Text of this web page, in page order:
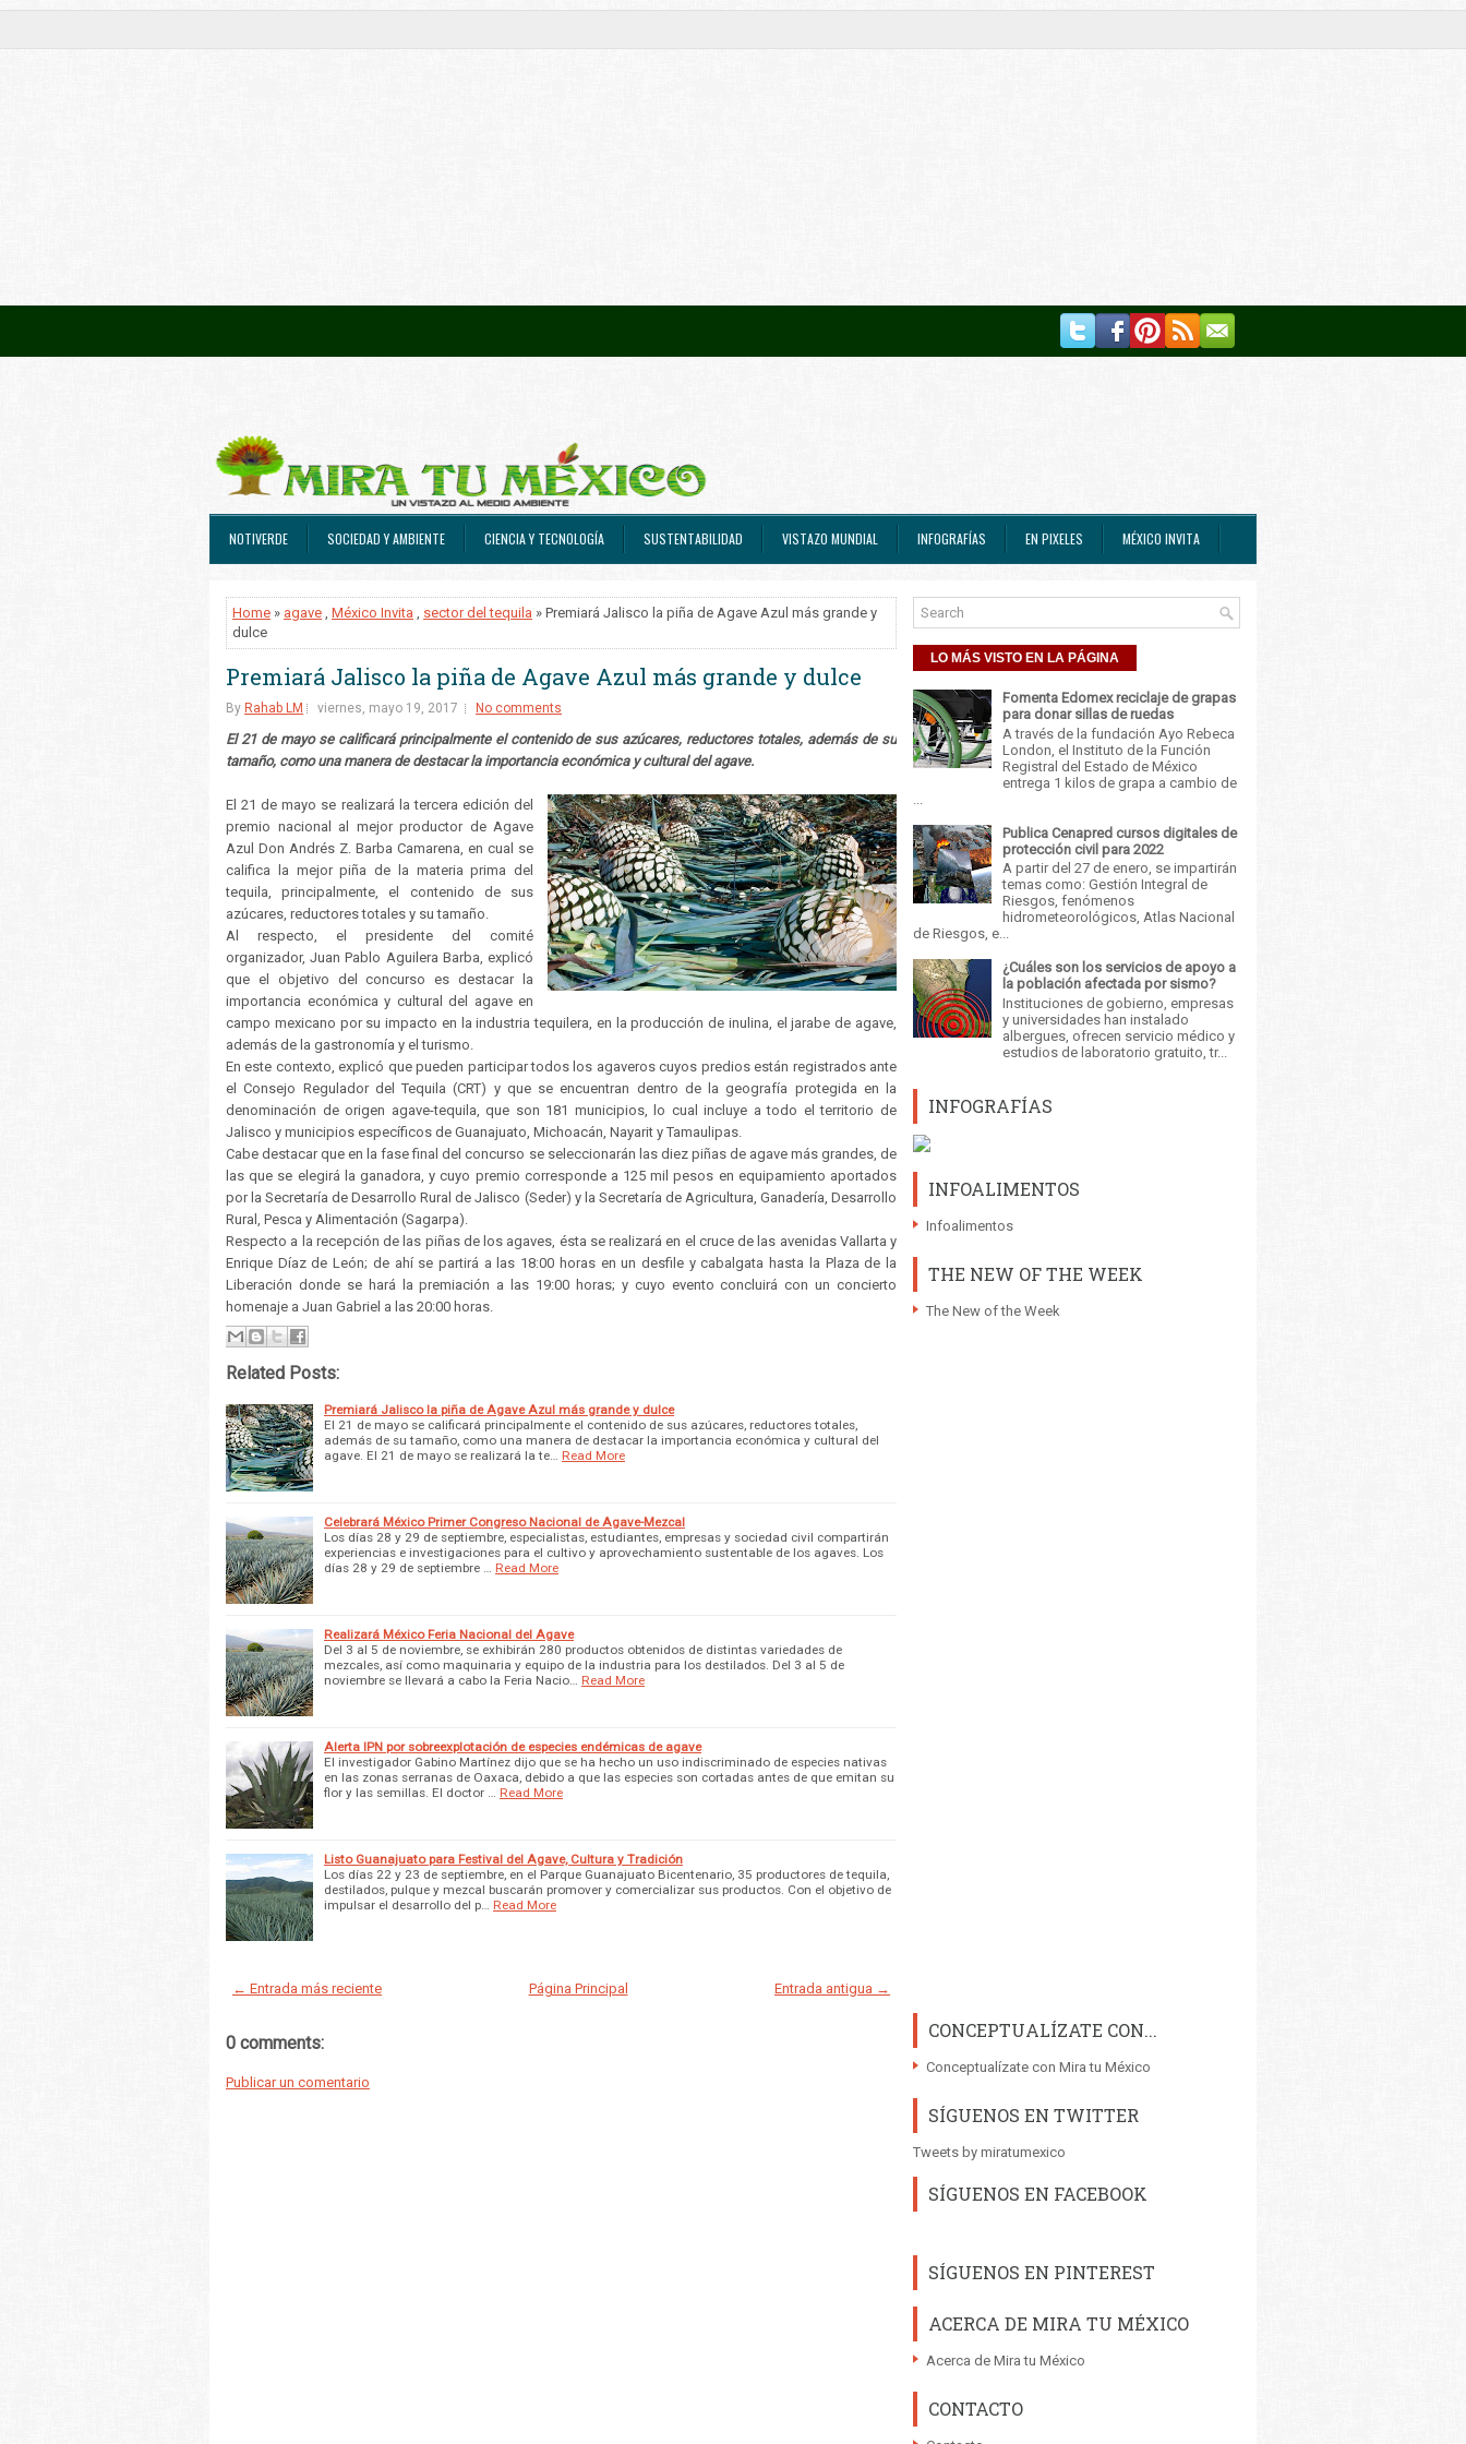
NOTIVERDE SOCIEDAD Y AMBIENTE CIENCIA Y TECNOLOGÍA SUSTENTABILIDAD VISTAZO MUNDIAL INFOGRAFÍAS EN PIXELES MÉXICO INVITA
Home » agave , México Invita , sector del tequila » Premiará Jalisco la piña de Agave Azul más grande y
dulce
Premiará Jalisco la piña de Agave Azul más grande y dulce
By Rahab LM viernes, mayo 19, 2017 No comments
El 21 de mayo se calificará principalmente el contenido de sus azúcares, reductores totales, además de su
tamaño, como una manera de destacar la importancia económica y cultural del agave.
El 21 de mayo se realizará la tercera edición del
premio nacional al mejor productor de Agave
Azul Don Andrés Z. Barba Camarena, en cual se
califica la mejor piña de la materia prima del
tequila, principalmente, el contenido de sus
azúcares, reductores totales y su tamaño.
Al respecto, el presidente del comité
organizador, Juan Pablo Aguilera Barba, explicó
que el objetivo del concurso es destacar la
importancia económica y cultural del agave en
campo mexicano por su impacto en la industria tequilera, en la producción de inulina, el jarabe de agave,
además de la gastronomía y el turismo.
En este contexto, explicó que pueden participar todos los agaveros cuyos predios están registrados ante
el Consejo Regulador del Tequila (CRT) y que se encuentran dentro de la geografía protegida en la
denominación de origen agave-tequila, que son 181 municipios, lo cual incluye a todo el territorio de
Jalisco y municipios específicos de Guanajuato, Michoacán, Nayarit y Tamaulipas.
Cabe destacar que en la fase final del concurso se seleccionarán las diez piñas de agave más grandes, de
las que se elegirá la ganadora, y cuyo premio corresponde a 125 mil pesos en equipamiento aportados
por la Secretaría de Desarrollo Rural de Jalisco (Seder) y la Secretaría de Agricultura, Ganadería, Desarrollo
Rural, Pesca y Alimentación (Sagarpa).
Respecto a la recepción de las piñas de los agaves, ésta se realizará en el cruce de las avenidas Vallarta y
Enrique Díaz de León; de ahí se partirá a las 18:00 horas en un desfile y cabalgata hasta la Plaza de la
Liberación donde se hará la premiación a las 19:00 horas; y cuyo evento concluirá con un concierto
homenaje a Juan Gabriel a las 20:00 horas.
Related Posts:
Premiará Jalisco la piña de Agave Azul más grande y dulce
El 21 de mayo se calificará principalmente el contenido de sus azúcares, reductores totales,
además de su tamaño, como una manera de destacar la importancia económica y cultural del
agave. El 21 de mayo se realizará la te…
Read More
Celebrará México Primer Congreso Nacional de Agave-Mezcal
Los días 28 y 29 de septiembre, especialistas, estudiantes, empresas y sociedad civil compartirán
experiencias e investigaciones para el cultivo y aprovechamiento sustentable de los agaves. Los
días 28 y 29 de septiembre …
Read More
Realizará México Feria Nacional del Agave
Del 3 al 5 de noviembre, se exhibirán 280 productos obtenidos de distintas variedades de
mezcales, así como maquinaria y equipo de la industria para los destilados. Del 3 al 5 de
noviembre se llevará a cabo la Feria Nacio…
Read More
Alerta IPN por sobreexplotación de especies endémicas de agave
El investigador Gabino Martínez dijo que se ha hecho un uso indiscriminado de especies nativas
en las zonas serranas de Oaxaca, debido a que las especies son cortadas antes de que emitan su
flor y las semillas. El doctor …
Read More
Listo Guanajuato para Festival del Agave, Cultura y Tradición
Los días 22 y 23 de septiembre, en el Parque Guanajuato Bicentenario, 35 productores de tequila,
destilados, pulque y mezcal buscarán promover y comercializar sus productos. Con el objetivo de
impulsar el desarrollo del p…
Read More
← Entrada más reciente Entrada antigua →
Página Principal
0 comments:
Publicar un comentario
LO MÁS VISTO EN LA PÁGINA
Fomenta Edomex reciclaje de grapas
para donar sillas de ruedas
A través de la fundación Ayo Rebeca
London, el Instituto de la Función
Registral del Estado de México
entrega 1 kilos de grapa a cambio de
Publica Cenapred cursos digitales de
protección civil para 2022
A partir del 27 de enero, se impartirán
temas como: Gestión Integral de
Riesgos, fenómenos
hidrometeorológicos, Atlas Nacional
de Riesgos, e...
¿Cuáles son los servicios de apoyo a
la población afectada por sismo?
Instituciones de gobierno, empresas
y universidades han instalado
albergues, ofrecen servicio médico y
estudios de laboratorio gratuito, tr...
INFOGRAFÍAS
INFOALIMENTOS
Infoalimentos
THE NEW OF THE WEEK
The New of the Week
CONCEPTUALÍZATE CON...
Conceptualízate con Mira tu México
SÍGUENOS EN TWITTER
Tweets by miratumexico
SÍGUENOS EN FACEBOOK
SÍGUENOS EN PINTEREST
ACERCA DE MIRA TU MÉXICO
Acerca de Mira tu México
CONTACTO